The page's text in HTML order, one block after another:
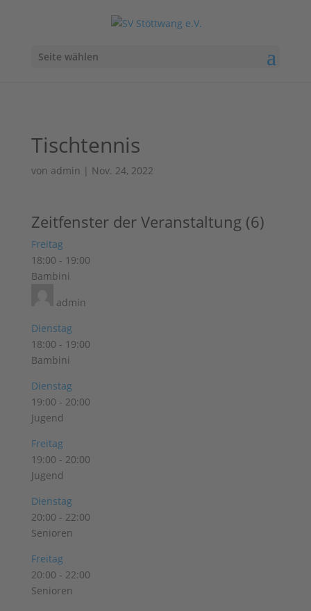
Seite wählen
Tischtennis
von admin | Nov. 24, 2022
Zeitfenster der Veranstaltung (6)
Freitag
18:00 - 19:00
Bambini
admin
Dienstag
18:00 - 19:00
Bambini
Dienstag
19:00 - 20:00
Jugend
Freitag
19:00 - 20:00
Jugend
Dienstag
20:00 - 22:00
Senioren
Freitag
20:00 - 22:00
Senioren